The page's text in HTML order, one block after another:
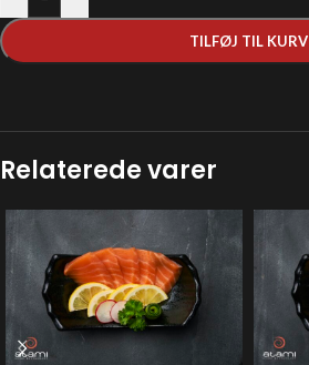
TILFØJ TIL KURV
Relaterede varer